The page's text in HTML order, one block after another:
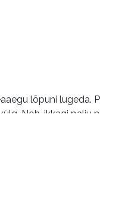
lõpuni lugeda. P
Noh, ikkagi palju p